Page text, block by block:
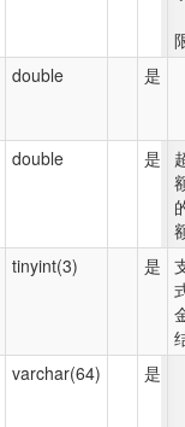
double 是
double 是
tinyint(3) 是
varchar(64) 是